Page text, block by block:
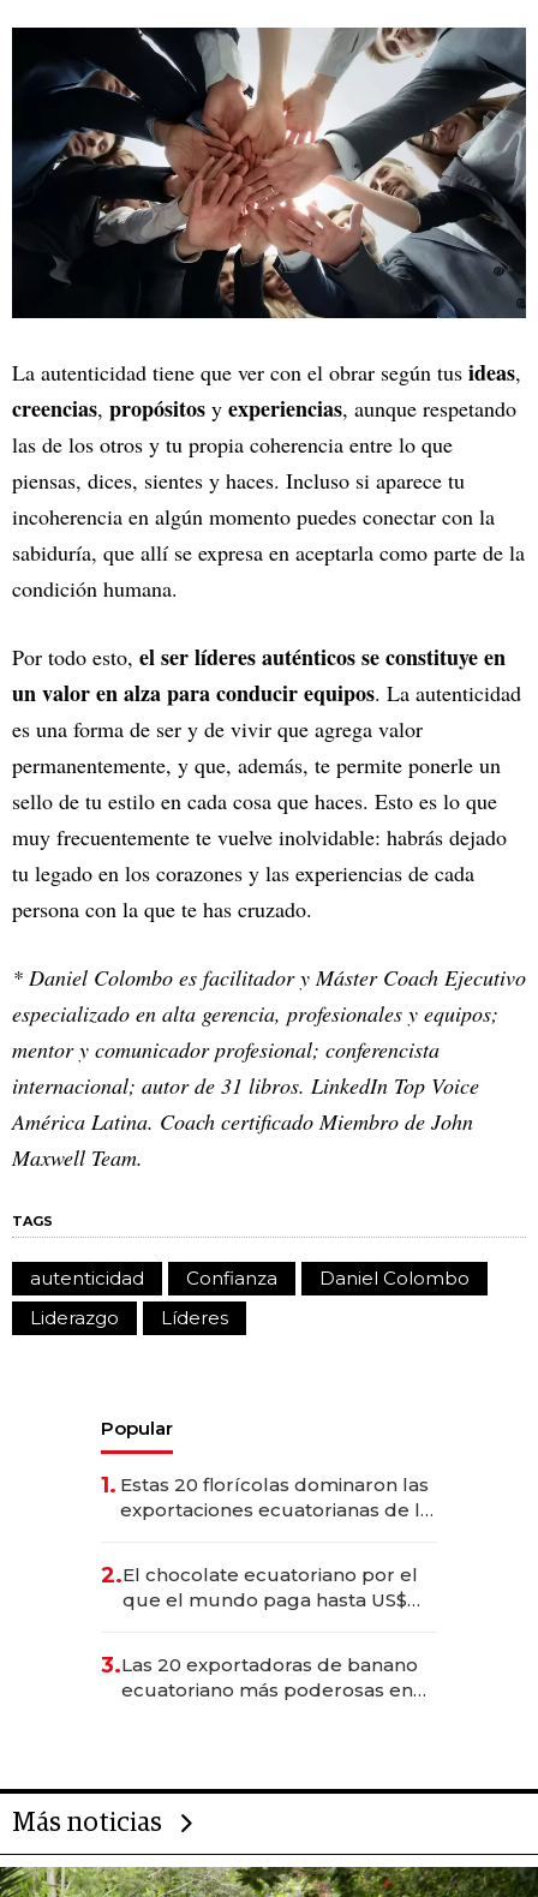
La autenticidad tiene que ver con el obrar según tus ideas,
creencias, propósitos y experiencias, aunque respetando
las de los otros y tu propia coherencia entre lo que
piensas, dices, sientes y haces. Incluso si aparece tu
incoherencia en algún momento puedes conectar con la
sabiduría, que allí se expresa en aceptarla como parte de la
condición humana.
Por todo esto, el ser líderes auténticos se constituye en
un valor en alza para conducir equipos. La autenticidad
es una forma de ser y de vivir que agrega valor
permanentemente, y que, además, te permite ponerle un
sello de tu estilo en cada cosa que haces. Esto es lo que
muy frecuentemente te vuelve inolvidable: habrás dejado
tu legado en los corazones y las experiencias de cada
persona con la que te has cruzado.
* Daniel Colombo es facilitador y Máster Coach Ejecutivo
especializado en alta gerencia, profesionales y equipos;
mentor y comunicador profesional; conferencista
internacional; autor de 31 libros. LinkedIn Top Voice
América Latina. Coach certificado Miembro de John
Maxwell Team.
TAGS
autenticidad Confianza
Daniel Colombo
Liderazgo
Líderes
Popular
1. Estas 20 florícolas dominaron las
exportaciones ecuatorianas de la
2.El chocolate ecuatoriano por el
que el mundo paga hasta US$
3.Las 20 exportadoras de banano
ecuatoriano más poderosas en
Más noticias